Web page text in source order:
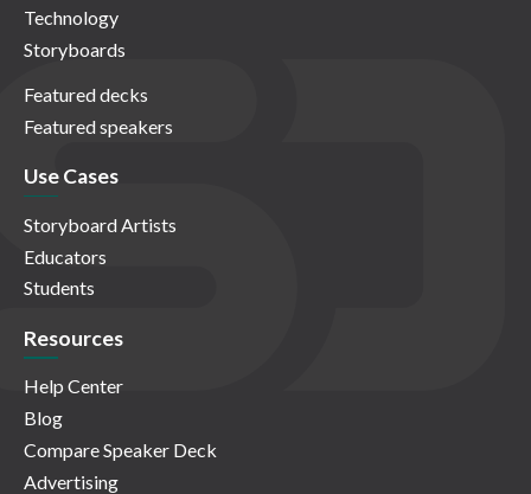
Technology
Storyboards
Featured decks
Featured speakers
Use Cases
Storyboard Artists
Educators
Students
Resources
Help Center
Blog
Compare Speaker Deck
Advertising